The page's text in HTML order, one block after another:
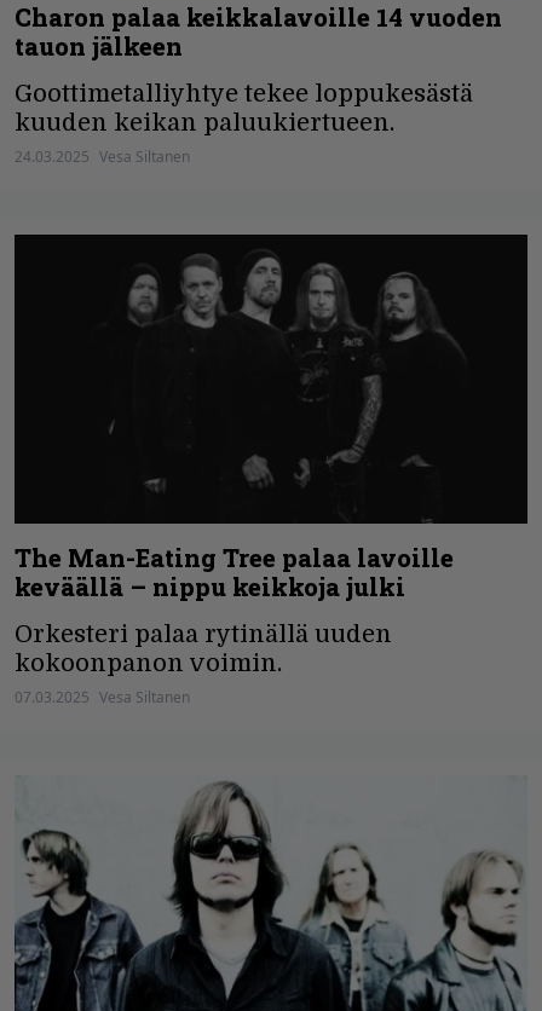
Charon palaa keikkalavoille 14 vuoden
tauon jälkeen
Goottimetalliyhtye tekee loppukesästä
kuuden keikan paluukiertueen.
24.03.2025 Vesa Siltanen
The Man-Eating Tree palaa lavoille
keväällä – nippu keikkoja julki
Orkesteri palaa rytinällä uuden
kokoonpanon voimin.
07.03.2025 Vesa Siltanen